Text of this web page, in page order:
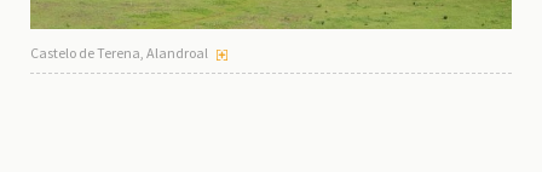
Castelo de Terena, Alandroal